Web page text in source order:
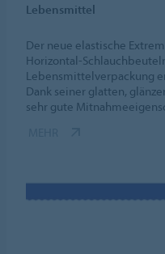
Lebensmittel
Der neue elastische
Horizontal-
Lebensmittelverpackung
Dank seiner glatten,
sehr gute